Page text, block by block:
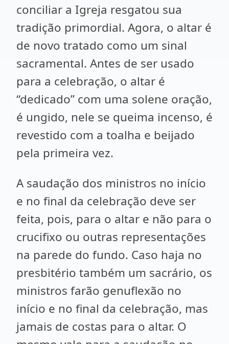
conciliar a Igreja resgatou sua
tradição primordial. Agora, o altar é
de novo tratado como um sinal
sacramental. Antes de ser usado
para a celebração, o altar é
“dedicado” com uma solene oração,
é ungido, nele se queima incenso, é
revestido com a toalha e beijado
pela primeira vez.
A saudação dos ministros no início
e no final da celebração deve ser
feita, pois, para o altar e não para o
crucifixo ou outras representações
na parede do fundo. Caso haja no
presbitério também um sacrário, os
ministros farão genuflexão no
início e no final da celebração, mas
jamais de costas para o altar. O